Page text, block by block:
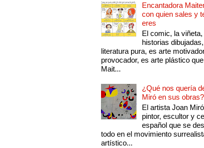
Encantadora
con quien sales y
eres
El comic, la viñeta,
historias
literatura pura, es arte
provocador, es arte plástico
Mait...
¿Qué nos quería
Miró en sus obras?
El artista Joan
pintor, escultor y
español que se
todo en el movimiento
artístico...